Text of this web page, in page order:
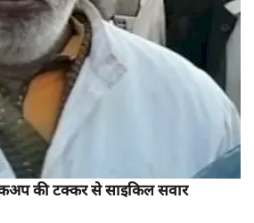
की टक्कर से साइकिल सवार